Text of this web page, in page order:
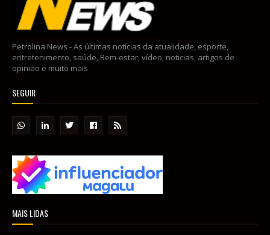
Petrolina News - As últimas notícias da atualidade, esporte,
entretenimento, saúde, Bem-estar, vídeo, noticias, artigos de
opinião e muito mais
SEGUIR
MAIS LIDAS